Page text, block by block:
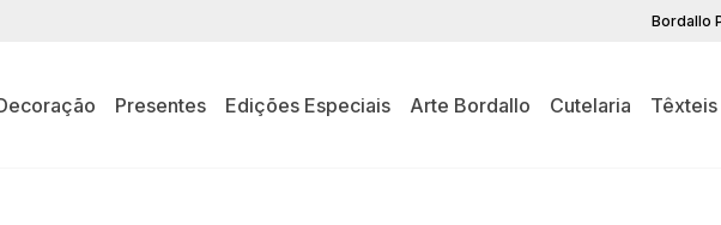
Bordallo
Presentes Edições Especiais Arte Bordallo Cutelaria Têxteis